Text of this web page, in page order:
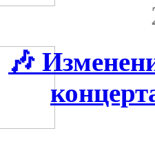
🎶